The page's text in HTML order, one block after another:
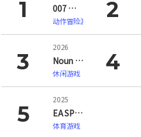
007 初露锋芒（007 First Light）
动作冒险游戏
2026
Noun Town 语言学习（Noun Town Language Learning）
休闲游戏
2025
EA SPORTS FC 26
体育游戏